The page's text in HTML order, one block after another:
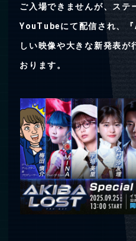
ご入場できませんが、ステ
YouTubeにて配信され、
しい映像や大きな新発表が
おります。